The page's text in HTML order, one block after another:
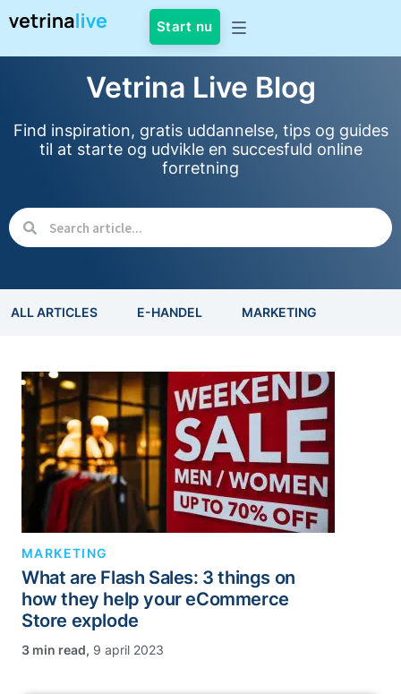
Start nu
Vetrina Live Blog
Find inspiration, gratis uddannelse, tips og guides
til at starte og udvikle en succesfuld online
forretning
ALL ARTICLES E-HANDEL MARKETING
MARKETING
What are Flash Sales: 3 things on
how they help your eCommerce
Store explode
, 9 april 2023